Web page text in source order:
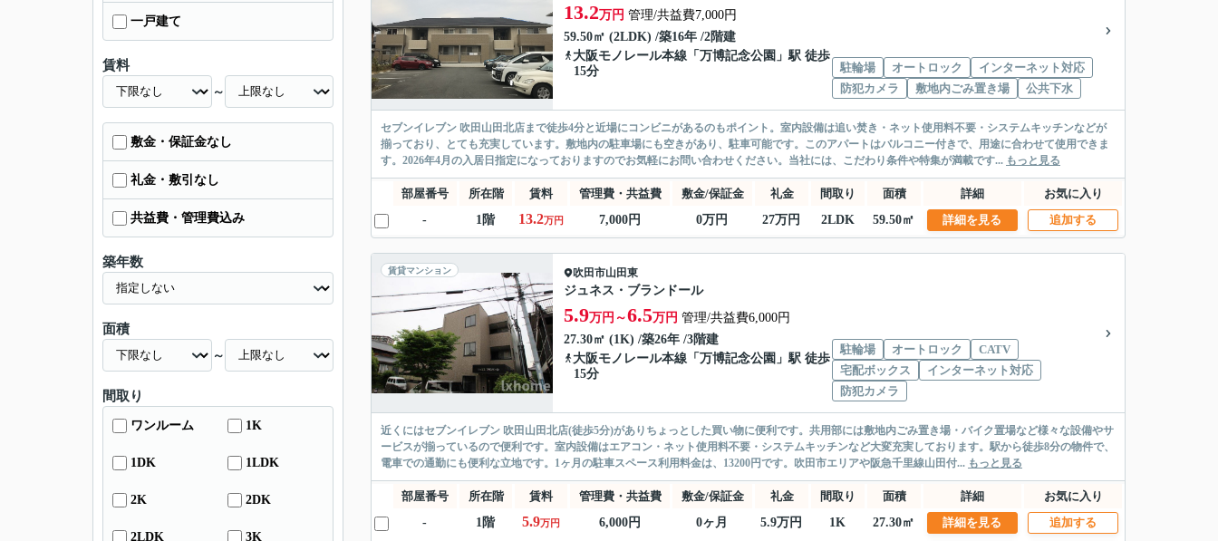
13.2万円 管理/共益費7,000円
59.50㎡ (2LDK) /築16年 /2階建
大阪モノレール本線 「 万博記念公園 」駅 徒歩
15分
駐輪場 オートロック
インターネット対応
防犯カメラ
敷地内ごみ置き場 公共下水
セブンイレブン 吹田山田北店まで徒歩4分と近場にコンビニがあるのもポイント。室内設備は追い焚き・ネット使用料不要・システムキッチンなどが
揃っており、とても充実しています。敷地内の駐車場にも空きがあり、駐車可能です。このアパートはバルコニー付きで、用途に合わせて使用できま
す。2026年4月の入居日指定になっておりますのでお気軽にお問い合わせください。当社には、こだわり条件や特集が満載です... もっと見る
部屋番号 所在階 賃料 管理費・共益費 敷金/保証金 礼金 間取り 面積 詳細
お気に入り
-
1階 13.2万円 7,000円 0万円 27万円 2LDK 59.50㎡ 詳細を見る 追加する
賃貸マンション 吹田市山田東
ジュネス・ブランドール
5.9万円～6.5万円 管理/共益費6,000円
27.30㎡ (1K) /築26年 /3階建
大阪モノレール本線 「 万博記念公園 」駅 徒歩
15分
駐輪場 オートロック
CATV
宅配ボックス
インターネット対応
防犯カメラ
近くにはセブンイレブン 吹田山田北店(徒歩5分)がありちょっとした買い物に便利です。共用部には敷地内ごみ置き場・バイク置場など様々な設備やサ
ービスが揃っているので便利です。室内設備はエアコン・ネット使用料不要・システムキッチンなど大変充実しております。駅から徒歩8分の物件で、
電車での通勤にも便利な立地です。1ヶ月の駐車スペース利用料金は、13200円です。吹田市エリアや阪急千里線山田付... もっと見る
部屋番号 所在階 賃料 管理費・共益費 敷金/保証金 礼金 間取り 面積 詳細
お気に入り
-
1階 5.9万円 6,000円 0ヶ月 5.9万円 1K 27.30㎡ 詳細を見る 追加する
一戸建て
賃料
～
敷金・保証金なし
礼金・敷引なし
共益費・管理費込み
築年数
面積
～
間取り
ワンルーム 1K
1DK 1LDK
2K 2DK
2LDK 3K